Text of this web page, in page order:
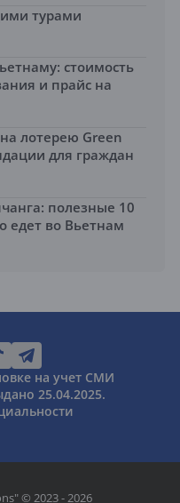
турами
стоимость
и прайс на
лотерею Green
для граждан
полезные 10
едет во Вьетнам
на учет СМИ
25.04.2025.
© 2023 - 2026